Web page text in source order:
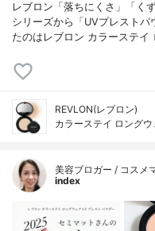
レブロン「落ちにくさ」「く
シリーズから「UVプレスト
たのはレブロン カラーステイ
REVLON(レブロン)
カラーステイ ロング
美容ブロガー / コスメ
index